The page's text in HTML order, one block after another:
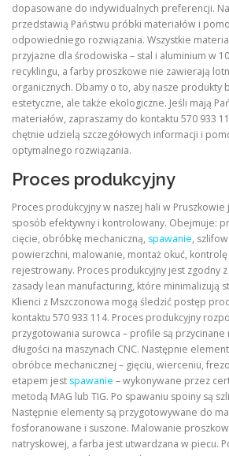
dopasowane do indywidualnych preferencji.
przedstawią Państwu próbki materiałów i
odpowiedniego rozwiązania. Wszystkie
przyjazne dla środowiska – stal i aluminium w
recyklingu, a farby proszkowe nie zawierają
organicznych. Dbamy o to, aby nasze produkty
estetyczne, ale także ekologiczne. Jeśli mają
materiałów, zapraszamy do kontaktu 570 933
chętnie udzielą szczegółowych informacji i
optymalnego rozwiązania.
Proces produkcyjny
Proces produkcyjny w naszej hali w
sposób efektywny i kontrolowany. Obejmuje:
cięcie, obróbkę mechaniczną, spawanie,
powierzchni, malowanie, montaż okuć,
rejestrowany. Proces produkcyjny jest zgodny
zasady lean manufacturing, które minimalizują
Klienci z Mszczonowa mogą śledzić postęp
kontaktu 570 933 114. Proces produkcyjny
przygotowania surowca – profile są
długości na maszynach CNC. Następnie
obróbce mechanicznej – gięciu, wierceniu,
etapem jest spawanie – wykonywane przez
metodą MAG lub TIG. Po spawaniu spoiny są
Następnie elementy są przygotowywane do
fosforanowane i suszone. Malowanie
natryskowej, a farba jest utwardzana w piecu.